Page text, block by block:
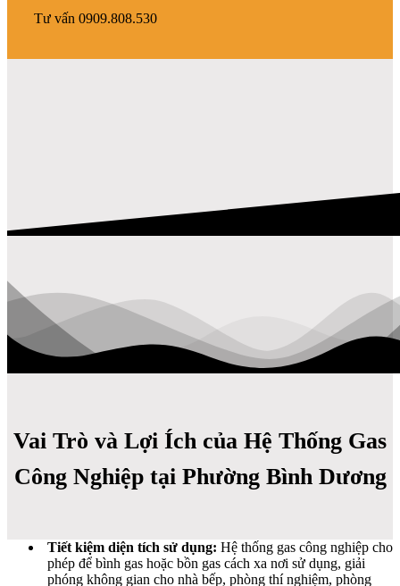
Tư vấn 0909.808.530
Vai Trò và Lợi Ích của Hệ Thống Gas
Công Nghiệp tại Phường Bình Dương
Tiết kiệm diện tích sử dụng: Hệ thống gas công nghiệp cho
phép để bình gas hoặc bồn gas cách xa nơi sử dụng, giải
phóng không gian cho nhà bếp, phòng thí nghiệm, phòng